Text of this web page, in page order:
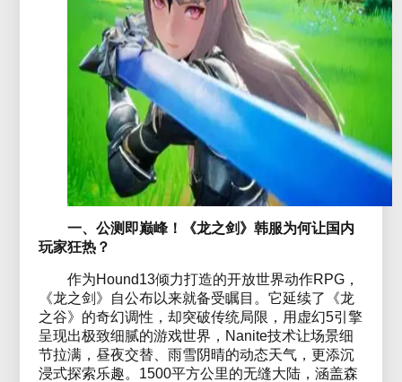
一、公测即巅峰！《龙之剑》韩服为何让国内
玩家狂热？
作为Hound13倾力打造的开放世界动作RPG，
《龙之剑》自公布以来就备受瞩目。它延续了《龙
之谷》的奇幻调性，却突破传统局限，用虚幻5引擎
呈现出极致细腻的游戏世界，Nanite技术让场景细
节拉满，昼夜交替、雨雪阴晴的动态天气，更添沉
浸式探索乐趣。1500平方公里的无缝大陆，涵盖森